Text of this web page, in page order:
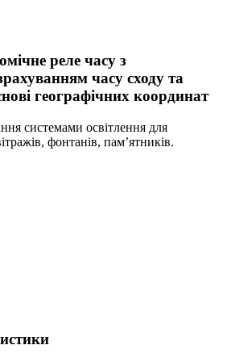
реле часу з
часу сходу та
географічних координат
системами освітлення для
фонтанів, пам’ятників.